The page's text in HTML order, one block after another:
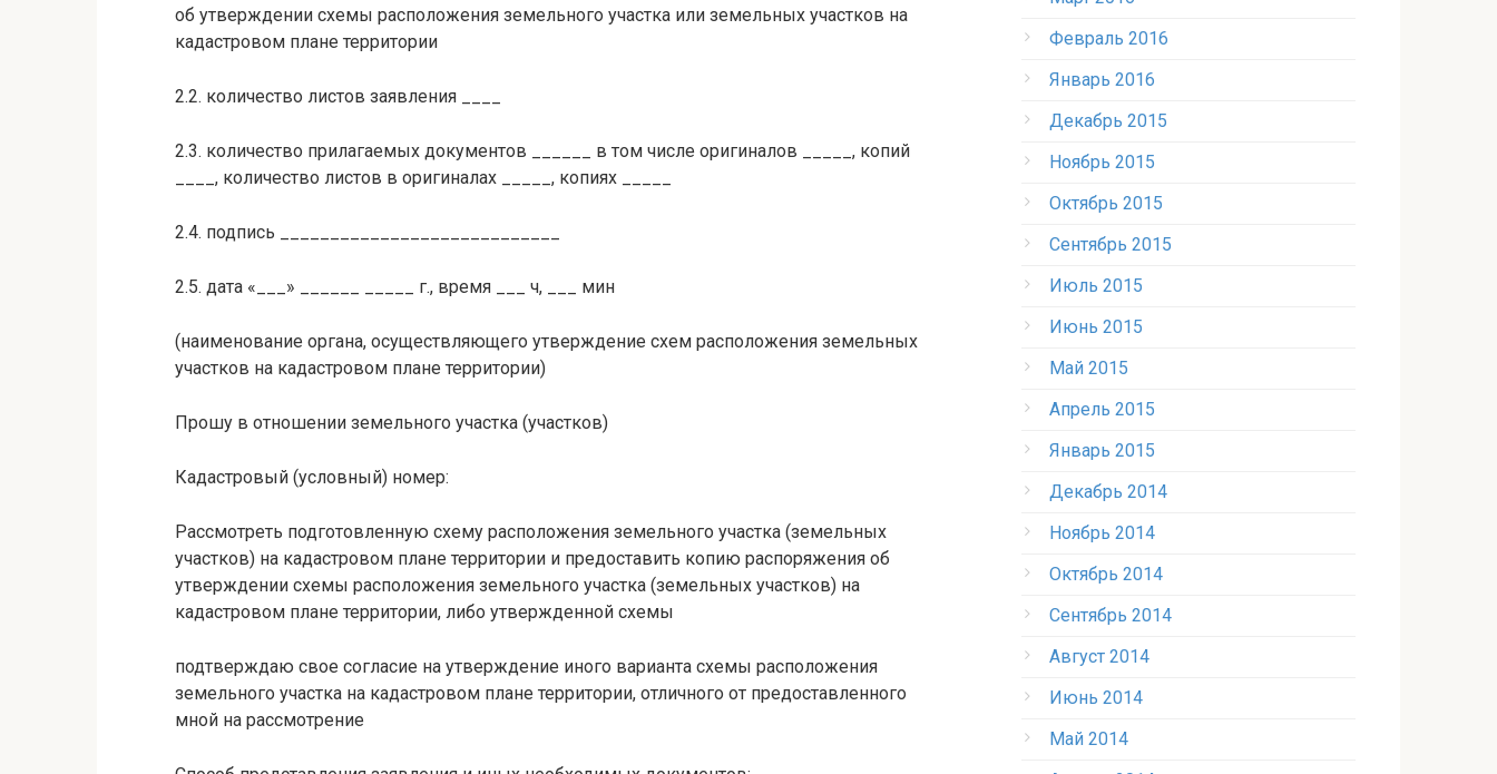
об утверждении схемы расположения земельного участка или земельных участков на
кадастровом плане территории
2.2. количество листов заявления ____
2.3. количество прилагаемых документов ______ в том числе оригиналов _____, копий
____, количество листов в оригиналах _____, копиях _____
2.4. подпись ____________________________
2.5. дата «___» ______ _____ г., время ___ ч, ___ мин
(наименование органа, осуществляющего утверждение схем расположения земельных
участков на кадастровом плане территории)
Прошу в отношении земельного участка (участков)
Кадастровый (условный) номер:
Рассмотреть подготовленную схему расположения земельного участка (земельных
участков) на кадастровом плане территории и предоставить копию распоряжения об
утверждении схемы расположения земельного участка (земельных участков) на
кадастровом плане территории, либо утвержденной схемы
подтверждаю свое согласие на утверждение иного варианта схемы расположения
земельного участка на кадастровом плане территории, отличного от предоставленного
мной на рассмотрение
Февраль 2016
Январь 2016
Декабрь 2015
Ноябрь 2015
Октябрь 2015
Сентябрь 2015
Июль 2015
Июнь 2015
Май 2015
Апрель 2015
Январь 2015
Декабрь 2014
Ноябрь 2014
Октябрь 2014
Сентябрь 2014
Август 2014
Июнь 2014
Май 2014